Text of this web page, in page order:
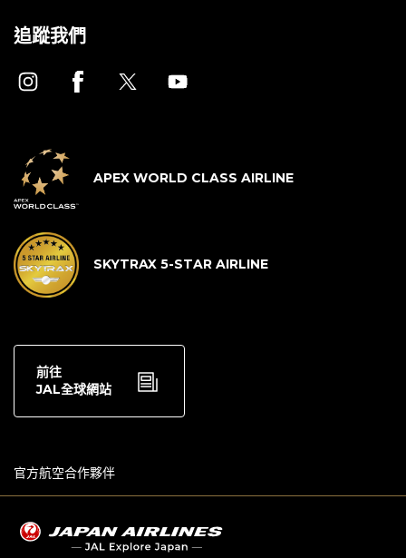
追蹤我們
APEX WORLD CLASS AIRLINE
SKYTRAX 5-STAR AIRLINE
前往
JAL全球網站
官方航空合作夥伴